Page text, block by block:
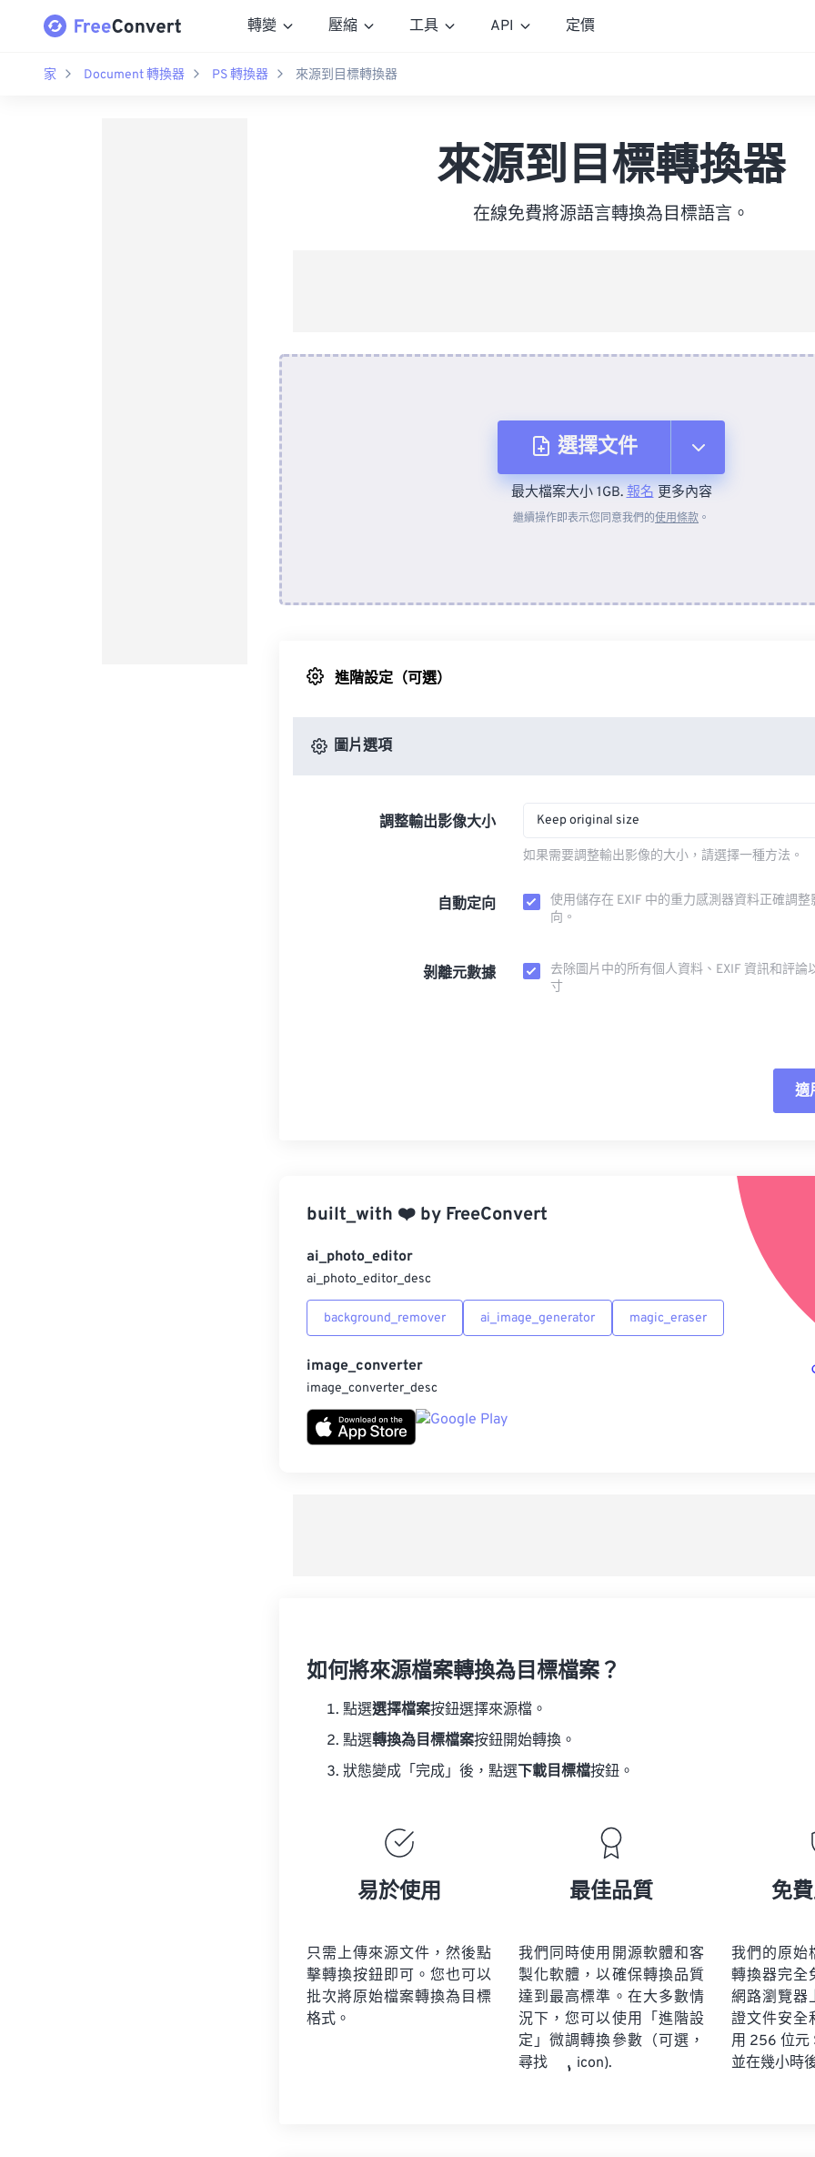
轉變 壓縮 工具 API 定價
家 Document 轉換器 PS 轉換器 來源到目標轉換器
來源到目標轉換器
在線免費將源語言轉換為目標語言。
選擇文件
來自裝置
最大檔案大小 1GB.報名更多內容
繼續操作即表示您同意我們的使用條款 。
進階設定（可選）
圖片選項
調整輸出影像大小 Keep original size
如果需要調整輸出影像的大小，請選擇一種方法。
自動定向
使用儲存在 EXIF 中的重力感測器資料正確調整
向。
剝離元數據
去除圖片中的所有個人資料、EXIF 資訊和評論
寸
適
built_with ❤️ by FreeConvert
ai_photo_editor
ai_photo_editor_desc
background_remover ai_image_generator magic_eraser
image_converter
image_converter_desc
如何將來源檔案轉換為目標檔案？
點選選擇檔案按鈕選擇來源檔。
點選轉換為目標檔案按鈕開始轉換。
狀態變成「完成」後，點選 下載目標檔按鈕。
易於使用
只需上傳來源文件，然後點
擊轉換按鈕即可。您也可以
批次將原始檔案轉換為目標
格式。
最佳品質
我們同時使用開源軟體和客
製化軟體，以確保轉換品質
達到最高標準。在大多數情
況下，您可以使用「進階設
定」微調轉換參數（可選，
尋找
icon).
免
我們的原始
轉換器完全
網路瀏覽器
證文件安全
用 256 位元
並在幾小時